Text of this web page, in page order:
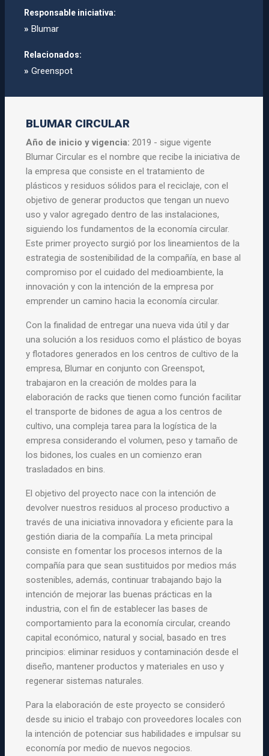
Responsable iniciativa:
» Blumar
Relacionados:
» Greenspot
BLUMAR CIRCULAR
Año de inicio y vigencia:2019 - sigue vigente
Blumar Circular es el nombre que recibe la iniciativa de
la empresa que consiste en el tratamiento de
plásticos y residuos sólidos para el reciclaje, con el
objetivo de generar productos que tengan un nuevo
uso y valor agregado dentro de las instalaciones,
siguiendo los fundamentos de la economía circular.
Este primer proyecto surgió por los lineamientos de la
estrategia de sostenibilidad de la compañía, en base al
compromiso por el cuidado del medioambiente, la
innovación y con la intención de la empresa por
emprender un camino hacia la economía circular.
Con la finalidad de entregar una nueva vida útil y dar
una solución a los residuos como el plástico de boyas
y flotadores generados en los centros de cultivo de la
empresa, Blumar en conjunto con Greenspot,
trabajaron en la creación de moldes para la
elaboración de racks que tienen como función facilitar
el transporte de bidones de agua a los centros de
cultivo, una compleja tarea para la logística de la
empresa considerando el volumen, peso y tamaño de
los bidones, los cuales en un comienzo eran
trasladados en bins.
El objetivo del proyecto nace con la intención de
devolver nuestros residuos al proceso productivo a
través de una iniciativa innovadora y eficiente para la
gestión diaria de la compañía. La meta principal
consiste en fomentar los procesos internos de la
compañía para que sean sustituidos por medios más
sostenibles, además, continuar trabajando bajo la
intención de mejorar las buenas prácticas en la
industria, con el fin de establecer las bases de
comportamiento para la economía circular, creando
capital económico, natural y social, basado en tres
principios: eliminar residuos y contaminación desde el
diseño, mantener productos y materiales en uso y
regenerar sistemas naturales.
Para la elaboración de este proyecto se consideró
desde su inicio el trabajo con proveedores locales con
la intención de potenciar sus habilidades e impulsar su
economía por medio de nuevos negocios.